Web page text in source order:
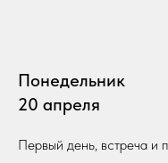
Понедельник
20 апреля
Первый день, встреча и